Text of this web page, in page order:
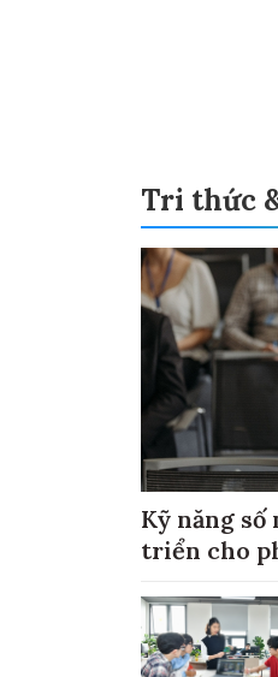
Tri thức
Kỹ năng
triển cho